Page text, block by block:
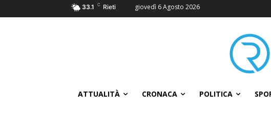
33.1 C Rieti giovedì 6 Agosto 2026
ATTUALITÀ CRONACA POLITICA